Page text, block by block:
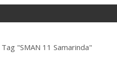
Tag "SMAN 11 Samarinda"